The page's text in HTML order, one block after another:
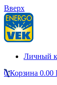
Вверх
Личный
0 Корзина 0.00